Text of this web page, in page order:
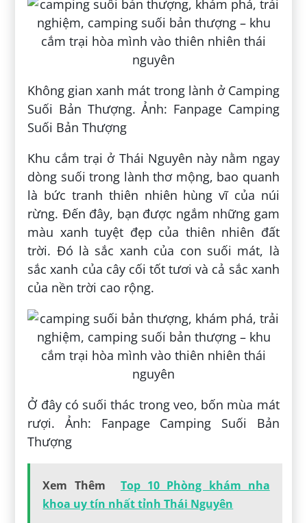
Không gian xanh mát trong lành ở Camping
Suối Bản Thượng. Ảnh: Fanpage Camping
Suối Bản Thượng
Khu cắm trại ở Thái Nguyên này nằm ngay
dòng suối trong lành thơ mộng, bao quanh
là bức tranh thiên nhiên hùng vĩ của núi
rừng. Đến đây, bạn được ngắm những gam
màu xanh tuyệt đẹp của thiên nhiên đất
trời. Đó là sắc xanh của con suối mát, là
sắc xanh của cây cối tốt tươi và cả sắc xanh
của nền trời cao rộng.
Ở đây có suối thác trong veo, bốn mùa mát
rượi. Ảnh: Fanpage Camping Suối Bản
Thượng
Xem Thêm
Top 10 Phòng khám nha
khoa uy tín nhất tỉnh Thái Nguyên